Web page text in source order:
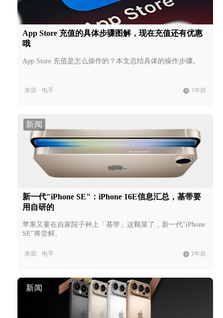
App Store 充值的具体步骤图解，现在充值还有优惠
哦
App Store 充值是怎么操作的？本文总结具体的操作步骤。
来源: 电手 1年前
新闻
新一代"iPhone SE"：iPhone 16E信息汇总，基带要
用自研的
苹果又要在自家院子种上「基带」这颗菜了，新一代"iPhone
SE"将尝鲜。
来源: 电手 1年前
新闻